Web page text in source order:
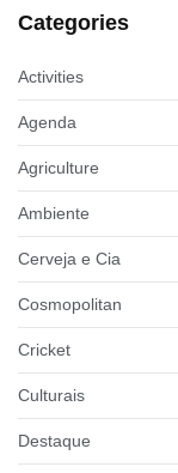
Categories
Activities
Agenda
Agriculture
Ambiente
Cerveja e Cia
Cosmopolitan
Cricket
Culturais
Destaque